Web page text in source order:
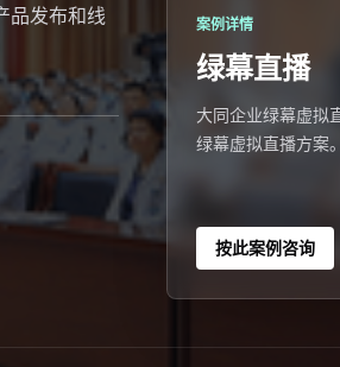
品发布和线
案例详情
绿幕直播
大同企业绿幕虚拟
绿幕虚拟直播方案。
按此案例咨询